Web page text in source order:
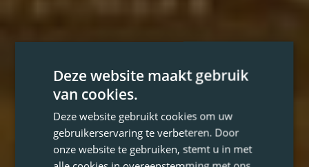
Deze website maakt gebruik
van cookies.
Deze website gebruikt cookies om uw
gebruikerservaring te verbeteren. Door
onze website te gebruiken, stemt u in met